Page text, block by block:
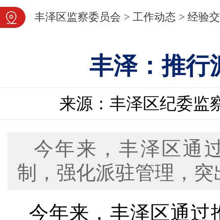
图片新闻
丰泽区监察委员会 > 工作动态 > 经验
丰泽：推行
来源：丰泽区纪委监
今年来，丰泽区通
制，强化派驻管理，
今年来，丰泽区通过